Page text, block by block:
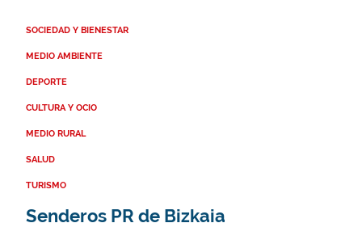
SOCIEDAD Y BIENESTAR
MEDIO AMBIENTE
DEPORTE
CULTURA Y OCIO
MEDIO RURAL
SALUD
TURISMO
Senderos PR de Bizkaia